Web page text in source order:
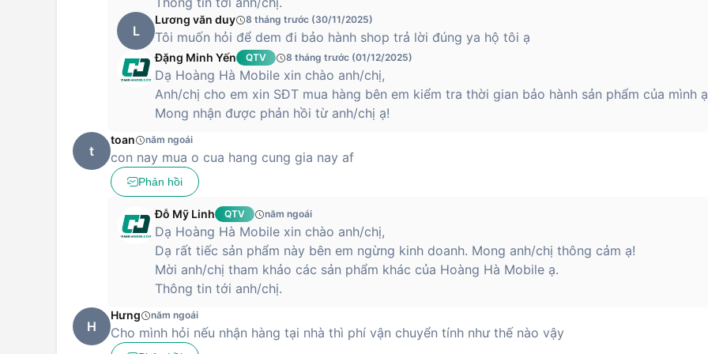
L
Lương văn duy 8 tháng trước (30/11/2025)
Tôi muốn hỏi để dem đi bảo hành shop trả lời đúng ya hộ tôi ạ
Đặng Minh Yến QTV 8 tháng trước (01/12/2025)
Dạ Hoàng Hà Mobile xin chào anh/chị,
Anh/chị cho em xin SĐT mua hàng bên em kiểm tra thời gian bảo hành sản phẩm của mình
Mong nhận được phản hồi từ anh/chị ạ!
t
toan năm ngoái
con nay mua o cua hang cung gia nay af
Phản hồi
Đỗ Mỹ Linh QTV năm ngoái
Dạ Hoàng Hà Mobile xin chào anh/chị,
Dạ rất tiếc sản phẩm này bên em ngừng kinh doanh. Mong anh/chị thông cảm ạ!
Mời anh/chị tham khảo các sản phẩm khác của Hoàng Hà Mobile ạ.
Thông tin tới anh/chị.
H
Hưng năm ngoái
Cho mình hỏi nếu nhận hàng tại nhà thì phí vận chuyển tính như thế nào vậy